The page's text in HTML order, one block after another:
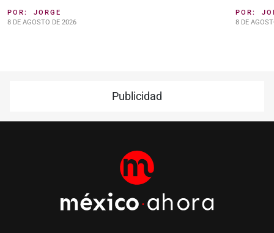
POR: JORGE
8 DE AGOSTO DE 2026
POR:
8 DE
Publicidad